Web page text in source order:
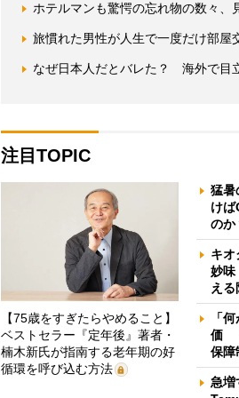
ホテルマンも驚愕の忘れ物の数々、
旅慣れた男性が人生で一度だけ部屋
なぜ日本人だとバレた？ 海外で目
注目TOPIC
【75歳をすぎたらやめること】
ベストセラー『定年後』著者・
楠木新氏が指南する老年期の好
循環を呼び込む方法
猛暑
けば
のか
キオ
妙味
え
「
価
保障
急増